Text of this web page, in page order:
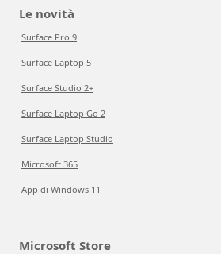
Le novità
Surface Pro 9
Surface Laptop 5
Surface Studio 2+
Surface Laptop Go 2
Surface Laptop Studio
Microsoft 365
App di Windows 11
Microsoft Store